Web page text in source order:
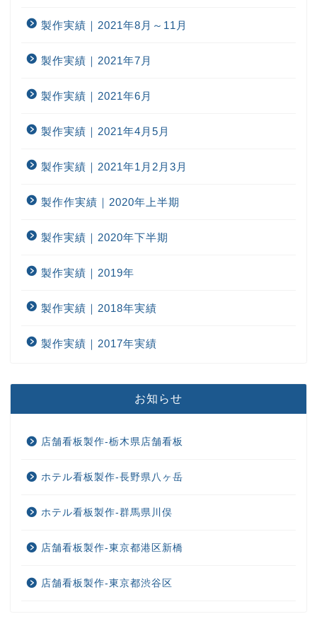
製作実績｜2021年8月～11月
製作実績｜2021年7月
製作実績｜2021年6月
製作実績｜2021年4月5月
製作実績｜2021年1月2月3月
製作作実績｜2020年上半期
製作実績｜2020年下半期
製作実績｜2019年
製作実績｜2018年実績
製作実績｜2017年実績
お知らせ
店舗看板製作-栃木県店舗看板
ホテル看板製作-長野県八ヶ岳
ホテル看板製作-群馬県川俣
店舗看板製作-東京都港区新橋
店舗看板製作-東京都渋谷区